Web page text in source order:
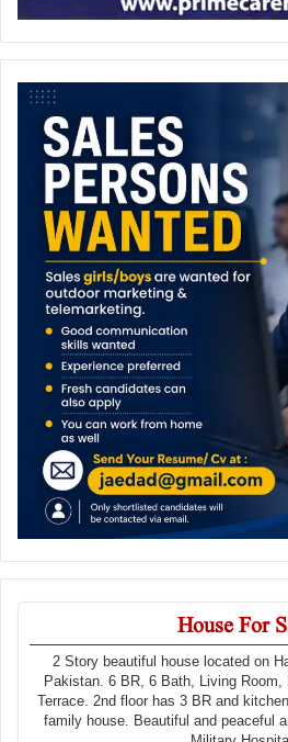
House For
2 Story beautiful house located on
Pakistan. 6 BR, 6 Bath, Living Room,
Terrace. 2nd floor has 3 BR and
family house. Beautiful and peaceful